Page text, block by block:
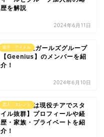
歴を解説
2024年6月11日
歌手・アイドル
K-POP新人ガールズグループ
【Geenius】のメンバーを紹
介！
2024年6月10日
芸人・タレント
【土屋炎伽は現役チアでスタ
イル抜群】プロフィールや経
歴・家族・プライベートを紹
介！